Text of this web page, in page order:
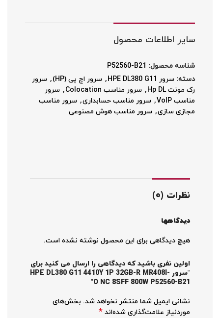
سایر اطلاعات محصول
شناسه محصول: P52560-B21
دسته: سرور HPE DL380 G11 , سرور اچ پی (HP) , سرور
رک مونت Hp DL
, سرور مناسب Colocation , سرور
مناسب VoIP
, سرور مناسب حسابداری, سرور مناسب
مجازی سازی, سرور مناسب هوش مصنوعی
نظرات (0)
دیدگاهها
هیچ دیدگاهی برای این محصول نوشته نشده است.
اولین نفری باشید که دیدگاهی را ارسال می کنید برای
“سرور HPE DL380 G11 4410Y 1P 32GB-R MR408I-
O NC 8SFF 800W P52560-B21”
نشانی ایمیل شما منتشر نخواهد شد. بخش‌های
موردنیاز علامت‌گذاری شده‌اند *